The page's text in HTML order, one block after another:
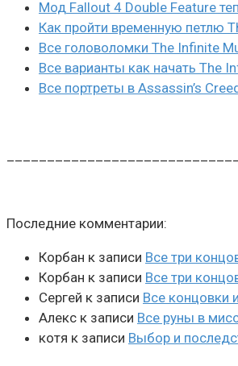
Мод Fallout 4 Double Feature
Как пройти временную петлю
Все головоломки The Infinite
Все варианты как начать The
Все портреты в Assassin’s
Последние комментарии:
Корбан к записи Все три
Корбан к записи Все три
Сергей к записи Все концовки
Алекс к записи Все руны в
котя к записи Выбор и